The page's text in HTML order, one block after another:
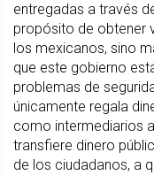
entregadas a través
propósito de obtener
los mexicanos, sino
que este gobierno
problemas de
únicamente regala
como intermediarios
transfiere dinero
de los ciudadanos, a